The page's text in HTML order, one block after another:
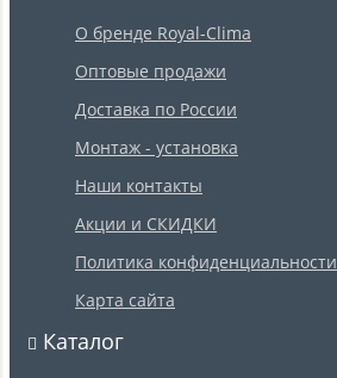
О бренде Royal-Clima
Оптовые продажи
Доставка по России
Монтаж - установка
Наши контакты
Акции и СКИДКИ
Политика конфиденциальности
Карта сайта
Каталог